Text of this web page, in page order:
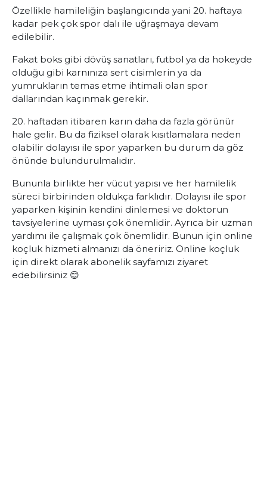
Özellikle hamileliğin başlangıcında yani 20. haftaya
kadar pek çok spor dalı ile uğraşmaya devam
edilebilir.
Fakat boks gibi dövüş sanatları, futbol ya da hokeyde
olduğu gibi karnınıza sert cisimlerin ya da
yumrukların temas etme ihtimali olan spor
dallarından kaçınmak gerekir.
20. haftadan itibaren karın daha da fazla görünür
hale gelir. Bu da fiziksel olarak kısıtlamalara neden
olabilir dolayısı ile spor yaparken bu durum da göz
önünde bulundurulmalıdır.
Bununla birlikte her vücut yapısı ve her hamilelik
süreci birbirinden oldukça farklıdır. Dolayısı ile spor
yaparken kişinin kendini dinlemesi ve doktorun
tavsiyelerine uyması çok önemlidir. Ayrıca bir uzman
yardımı ile çalışmak çok önemlidir. Bunun için online
koçluk hizmeti almanızı da öneririz. Online koçluk
için direkt olarak abonelik sayfamızı ziyaret
edebilirsiniz 😊